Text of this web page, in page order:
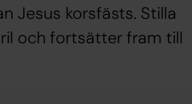
Jesus korsfästs. Stilla
och fortsätter fram till